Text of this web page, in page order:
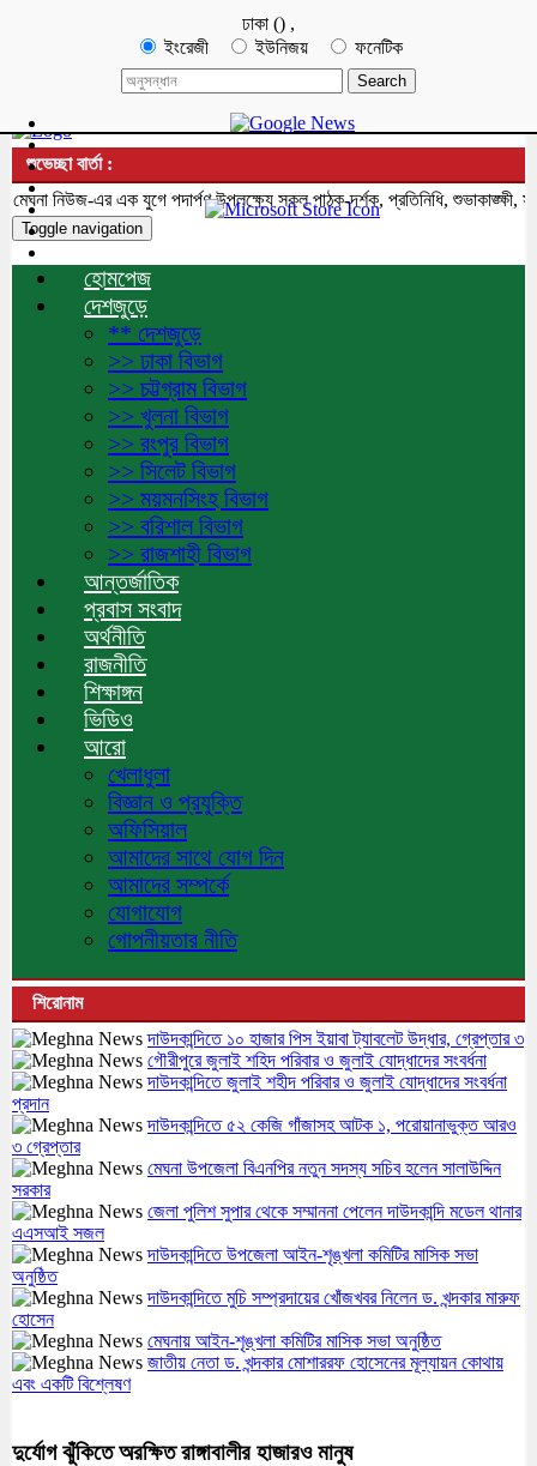
ঢাকা () ,
ইংরেজী
ইউনিজয় ফনেটিক
শুভেচ্ছা বার্তা :
নিউজ-এর এক যুগে পদার্পণ উপলক্ষ্যে সকল পাঠক-দর্শক, প্রতিনিধি, শুভাকাঙ্ক্ষী,
Toggle navigation
হোমপেজ
দেশজুড়ে
** দেশজুড়ে
>> ঢাকা বিভাগ
>> চট্টগ্রাম বিভাগ
>> খুলনা বিভাগ
>> রংপুর বিভাগ
>> সিলেট বিভাগ
>> ময়মনসিংহ বিভাগ
>> বরিশাল বিভাগ
>> রাজশাহী বিভাগ
আন্তর্জাতিক
প্রবাস সংবাদ
অর্থনীতি
রাজনীতি
শিক্ষাঙ্গন
ভিডিও
আরো
খেলাধুলা
বিজ্ঞান ও প্রযুক্তি
অফিসিয়াল
আমাদের সাথে যোগ দিন
আমাদের সম্পর্কে
যোগাযোগ
গোপনীয়তার নীতি
শিরোনাম
দাউদকান্দিতে ১০ হাজার পিস ইয়াবা ট্যাবলেট উদ্ধার, গ্রেপ্তার ৩
গৌরীপুরে জুলাই শহিদ পরিবার ও জুলাই যোদ্ধাদের সংবর্ধনা
দাউদকান্দিতে জুলাই শহীদ পরিবার ও জুলাই যোদ্ধাদের সংবর্ধনা
প্রদান
দাউদকান্দিতে ৫২ কেজি গাঁজাসহ আটক ১, পরোয়ানাভুক্ত আরও
৩ গ্রেপ্তার
মেঘনা উপজেলা বিএনপির নতুন সদস্য সচিব হলেন সালাউদ্দিন
সরকার
জেলা পুলিশ সুপার থেকে সম্মাননা পেলেন দাউদকান্দি মডেল থানার
এএসআই সজল
দাউদকান্দিতে উপজেলা আইন-শৃঙ্খলা কমিটির মাসিক সভা
অনুষ্ঠিত
দাউদকান্দিতে মুচি সম্প্রদায়ের খোঁজখবর নিলেন ড. খন্দকার মারুফ
হোসেন
মেঘনায় আইন-শৃঙ্খলা কমিটির মাসিক সভা অনুষ্ঠিত
জাতীয় নেতা ড. খন্দকার মোশাররফ হোসেনের মূল্যায়ন কোথায়
এবং একটি বিশ্লেষণ
দুর্যোগ ঝুঁকিতে অরক্ষিত রাঙ্গাবালীর হাজারও মানুষ